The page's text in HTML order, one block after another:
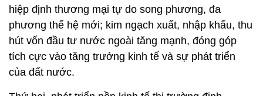
hiệp định thương mại tự do song phương, đa
phương thế hệ mới; kim ngạch xuất, nhập khẩu, thu
hút vốn đầu tư nước ngoài tăng mạnh, đóng góp
tích cực vào tăng trưởng kinh tế và sự phát triển
của đất nước.